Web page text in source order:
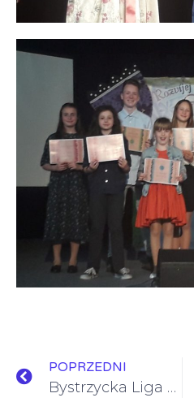
POPRZEDNI
Bystrzycka Liga Sportowa